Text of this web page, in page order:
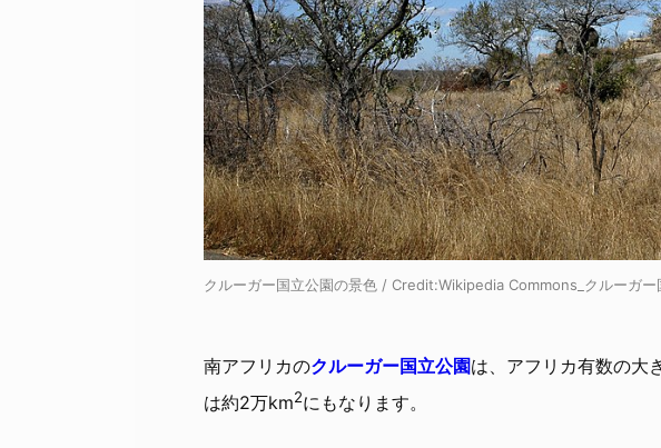
クルーガー国立公園の景色 / Credit:Wikipedia Commons_クルーガー
南アフリカのクルーガー国立公園は、アフリカ有数の大
は約2万km2にもなります。